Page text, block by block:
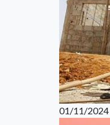
01/11/2024